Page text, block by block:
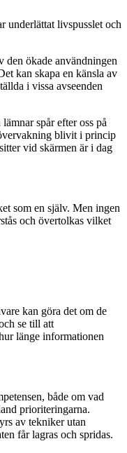
underlättat livspusslet och
den ökade användningen
kan skapa en känsla av
i vissa avseenden
spår efter oss på
blivit i princip
vid skärmen är i dag
som en själv. Men ingen
och övertolkas vilket
kan göra det om de
se till att
länge informationen
både om vad
prioriteringarna.
av tekniker utan
får lagras och spridas.